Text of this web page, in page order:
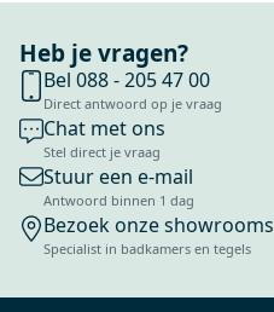
Heb je vragen?
Bel 088 - 205 47 00
Direct antwoord op je vraag
Chat met ons
Stel direct je vraag
Stuur een e-mail
Antwoord binnen 1 dag
Bezoek onze showrooms
Specialist in badkamers en tegels